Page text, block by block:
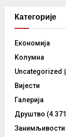
Категорије
Eкономија
Kолумнa
Uncategorized
Вијести
Галерија
Друштво
Занимљивости